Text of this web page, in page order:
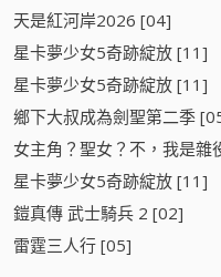
天是紅河岸2026 [04]
星卡夢少女5奇跡綻放 [11]
星卡夢少女5奇跡綻放 [11]
鄉下大叔成為劍聖第二季
女主角？聖女？不，我是
星卡夢少女5奇跡綻放 [11]
鎧真傳 武士騎兵 2 [02]
雷霆三人行 [05]